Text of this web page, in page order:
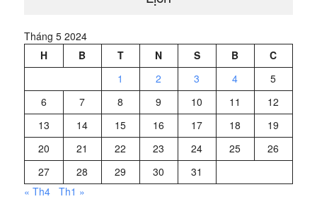
Tháng 5 2024
H
B T N S B
C
1
2 3 4
5
6
7 8 9 10 11
12
13
14 15 16 17 18
19
20
21 22 23 24 25
26
27
28 29 30
31
« Th4
Th1 »